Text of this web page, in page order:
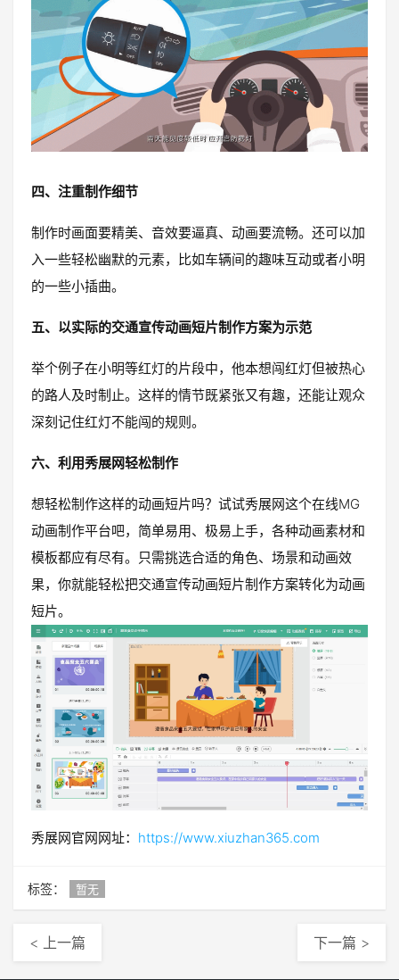
四、注重制作细节
制作时画面要精美、音效要逼真、动画要流畅。还可以加
入一些轻松幽默的元素，比如车辆间的趣味互动或者小明
的一些小插曲。
五、以实际的交通宣传动画短片制作方案为示范
举个例子在小明等红灯的片段中，他本想闯红灯但被热心
的路人及时制止。这样的情节既紧张又有趣，还能让观众
深刻记住红灯不能闯的规则。
六、利用秀展网轻松制作
想轻松制作这样的动画短片吗？试试秀展网这个在线MG
动画制作平台吧，简单易用、极易上手，各种动画素材和
模板都应有尽有。只需挑选合适的角色、场景和动画效
果，你就能轻松把交通宣传动画短片制作方案转化为动画
短片。
秀展网官网网址： https://www.xiuzhan365.com
标签： 暂无
< 上一篇 下一篇 >